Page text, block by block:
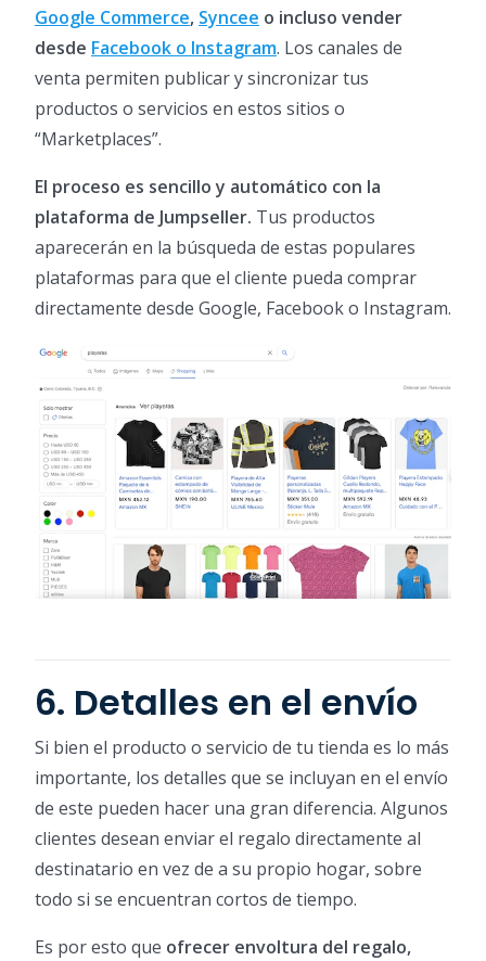
Google Commerce, Syncee o incluso vender
desde Facebook o Instagram. Los canales de
venta permiten publicar y sincronizar tus
productos o servicios en estos sitios o
“Marketplaces”.
El proceso es sencillo y automático con la
plataforma de Jumpseller. Tus productos
aparecerán en la búsqueda de estas populares
plataformas para que el cliente pueda comprar
directamente desde Google, Facebook o Instagram.
6. Detalles en el envío
Si bien el producto o servicio de tu tienda es lo más
importante, los detalles que se incluyan en el envío
de este pueden hacer una gran diferencia. Algunos
clientes desean enviar el regalo directamente al
destinatario en vez de a su propio hogar, sobre
todo si se encuentran cortos de tiempo.
Es por esto que ofrecer envoltura del regalo,